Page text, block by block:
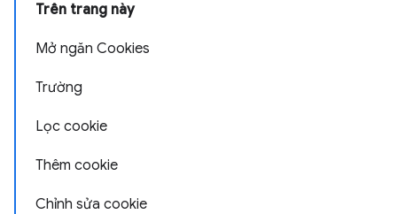
Trên trang này
Mở ngăn Cookies
Trường
Lọc cookie
Thêm cookie
Chỉnh sửa cookie